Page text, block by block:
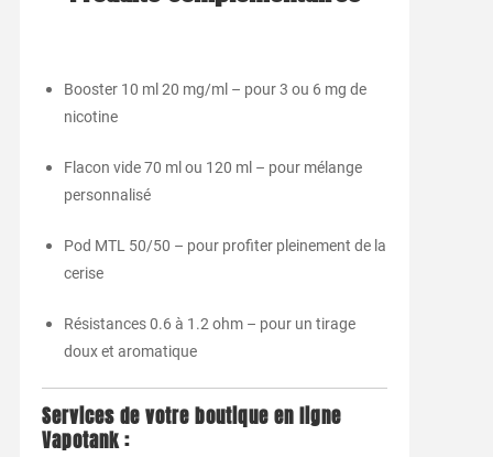
Booster 10 ml 20 mg/ml – pour 3 ou 6 mg de
nicotine
Flacon vide 70 ml ou 120 ml – pour mélange
personnalisé
Pod MTL 50/50 – pour profiter pleinement de la
cerise
Résistances 0.6 à 1.2 ohm – pour un tirage
doux et aromatique
Services de votre boutique en ligne
Vapotank :